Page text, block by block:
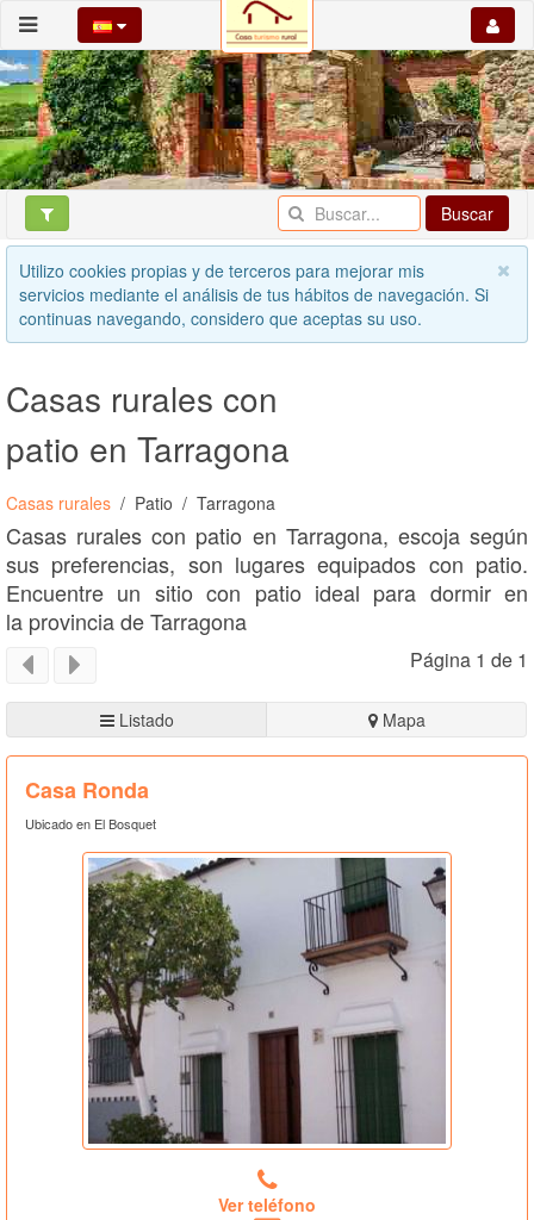
Buscar
Utilizo cookies propias y de terceros para mejorar mis
servicios mediante el análisis de tus hábitos de navegación. Si
continuas navegando, considero que aceptas su uso.
Casas rurales con
patio en Tarragona
Casas rurales Patio Tarragona
Casas rurales con patio en Tarragona, escoja según
sus preferencias, son lugares equipados con patio.
Encuentre un sitio con patio ideal para dormir en
la provincia de Tarragona
Página 1 de 1
Listado Mapa
Casa Ronda
Ubicado en El Bosquet
Ver teléfono